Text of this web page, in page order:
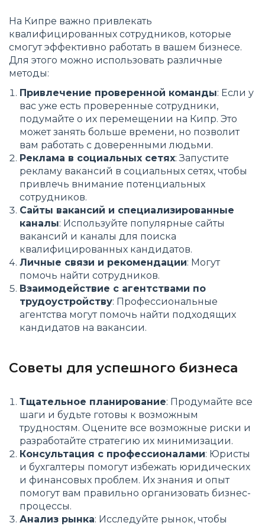
На Кипре важно привлекать
квалифицированных сотрудников, которые
смогут эффективно работать в вашем бизнесе.
Для этого можно использовать различные
методы:
Привлечение проверенной команды: Если у
вас уже есть проверенные сотрудники,
подумайте о их перемещении на Кипр. Это
может занять больше времени, но позволит
вам работать с доверенными людьми.
Реклама в социальных сетях: Запустите
рекламу вакансий в социальных сетях, чтобы
привлечь внимание потенциальных
сотрудников.
Сайты вакансий и специализированные
каналы: Используйте популярные сайты
вакансий и каналы для поиска
квалифицированных кандидатов.
Личные связи и рекомендации: Могут
помочь найти сотрудников.
Взаимодействие с агентствами по
трудоустройству: Профессиональные
агентства могут помочь найти подходящих
кандидатов на вакансии.
Советы для успешного бизнеса
Тщательное планирование: Продумайте все
шаги и будьте готовы к возможным
трудностям. Оцените все возможные риски и
разработайте стратегию их минимизации.
Консультация с профессионалами: Юристы
и бухгалтеры помогут избежать юридических
и финансовых проблем. Их знания и опыт
помогут вам правильно организовать бизнес-
процессы.
Анализ рынка: Исследуйте рынок, чтобы